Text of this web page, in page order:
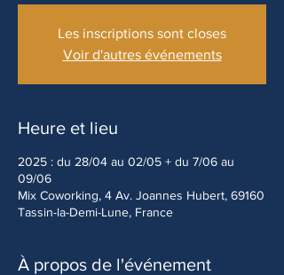
Les inscriptions sont closes
Voir d'autres événements
Heure et lieu
2025 : du 28/04 au 02/05 + du 7/06 au
09/06
Mix Coworking, 4 Av. Joannes Hubert, 69160
Tassin-la-Demi-Lune, France
À propos de l'événement